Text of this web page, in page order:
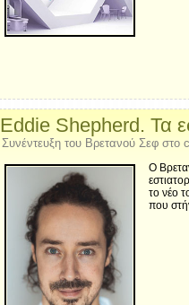
Eddie Shepherd. Τα
Συνέντευξη του Βρετανού Σεφ στο
O
το νέο
που